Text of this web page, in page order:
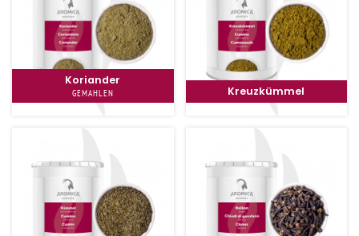
Koriander
GEMAHLEN Kreuzkümmel